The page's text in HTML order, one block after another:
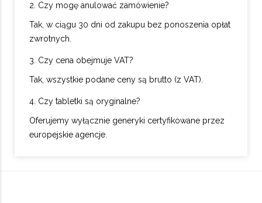
2. Czy mogę anulować zamówienie?
Tak, w ciągu 30 dni od zakupu bez ponoszenia opłat
zwrotnych.
3. Czy cena obejmuje VAT?
Tak, wszystkie podane ceny są brutto (z VAT).
4. Czy tabletki są oryginalne?
Oferujemy wyłącznie generyki certyfikowane przez
europejskie agencje.